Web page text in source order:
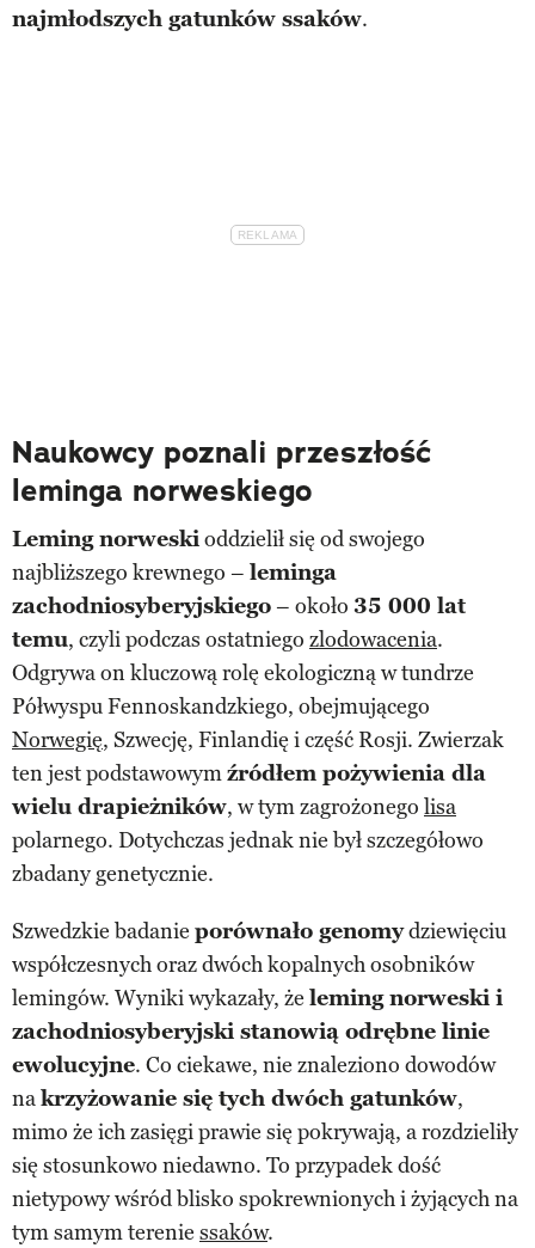
najmłodszych gatunków ssaków.
Naukowcy poznali przeszłość
leminga norweskiego
Leming norweskioddzielił się od swojego
najbliższego krewnego – leminga
zachodniosyberyjskiego– około 35 000 lat
temu, czyli podczas ostatniego zlodowacenia.
Odgrywa on kluczową rolę ekologiczną w tundrze
Półwyspu Fennoskandzkiego, obejmującego
Norwegię, Szwecję, Finlandię i część Rosji. Zwierzak
ten jest podstawowymźródłem pożywienia dla
wielu drapieżników, w tym zagrożonego lisa
polarnego. Dotychczas jednak nie był szczegółowo
zbadany genetycznie.
Szwedzkie badanie porównało genomydziewięciu
współczesnych oraz dwóch kopalnych osobników
lemingów. Wyniki wykazały, że leming norweski i
zachodniosyberyjski stanowią odrębne linie
ewolucyjne. Co ciekawe, nie znaleziono dowodów
nakrzyżowanie się tych dwóch gatunków,
mimo że ich zasięgi prawie się pokrywają, a rozdzieliły
się stosunkowo niedawno. To przypadek dość
nietypowy wśród blisko spokrewnionych i żyjących na
tym samym terenie ssaków.